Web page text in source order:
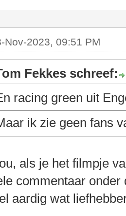
Nov-2023, 09:51 PM
Fekkes schreef:
racing green uit
ik zie geen fans
als je het filmpje
commentaar
aardig wat